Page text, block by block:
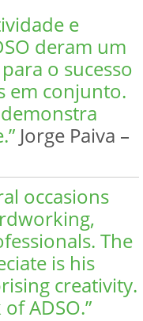
e
deram um
o sucesso
em conjunto.
Jorge Paiva –
occasions
The
is his
creativity.
ADSO.”